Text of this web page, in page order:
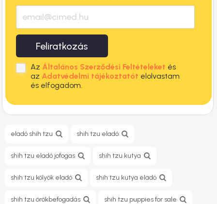
Feliratkozás
Az Általános Szerződési Feltételeket és
az Adatvédelmi tájékoztatót elolvastam
és elfogadom.
eladó shih tzu shih tzu eladó
shih tzu eladó jofogas shih tzu kutya
shih tzu kölyök eladó shih tzu kutya eladó
shih tzu örökbefogadás shih tzu puppies for sale